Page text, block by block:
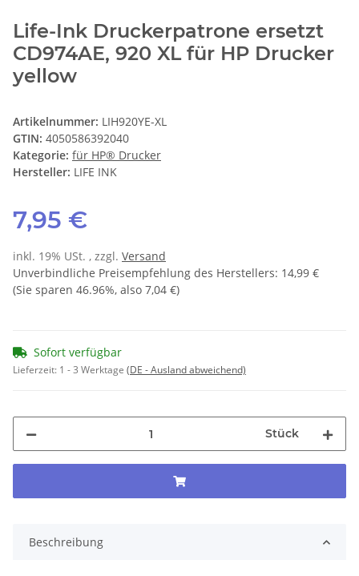
Life-Ink Druckerpatrone ersetzt
CD974AE, 920 XL für HP Drucker
yellow
Artikelnummer: LIH920YE-XL
GTIN: 4050586392040
Kategorie: für HP® Drucker
Hersteller: LIFE INK
7,95 €
inkl. 19% USt. , zzgl. Versand
Unverbindliche Preisempfehlung des Herstellers: 14,99 €
(Sie sparen 46.96%, also 7,04 €)
Sofort verfügbar
Lieferzeit: 1 - 3 Werktage (DE - Ausland abweichend)
Stück
Beschreibung